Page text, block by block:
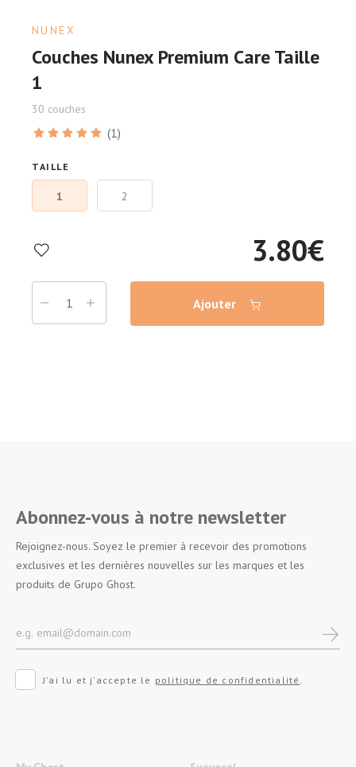
NUNEX
Couches Nunex Premium Care Taille
1
30 couches
(1)
TAILLE
1 2
3.80€
Ajouter
Abonnez-vous à notre newsletter
Rejoignez-nous. Soyez le premier à recevoir des promotions
exclusives et les dernières nouvelles sur les marques et les
produits de Grupo Ghost.
J'ai lu et j'accepte le politique de confidentialité